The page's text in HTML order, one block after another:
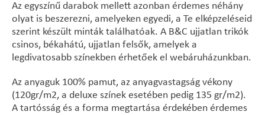
Az egyszínű darabok mellett azonban érdemes néhány
olyat is beszerezni, amelyeken egyedi, a Te elképzeléseid
szerint készült minták találhatóak. A B&C ujjatlan trikók
csinos, békahátú, ujjatlan felsők, amelyek a
legdivatosabb színekben érhetőek el webáruházunkban.
Az anyaguk 100% pamut, az anyagvastagság vékony
(120gr/m2, a deluxe színek esetében pedig 135 gr/m2).
A tartósság és a forma megtartása érdekében érdemes